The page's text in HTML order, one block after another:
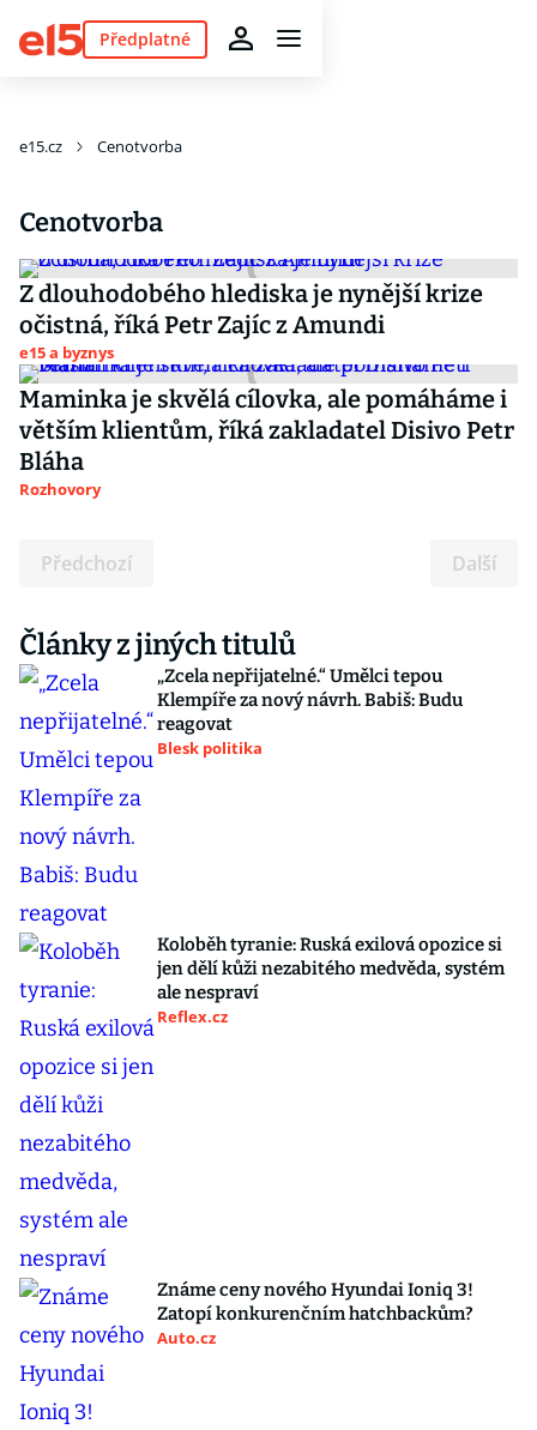
Předplatné
e15.cz Cenotvorba
Cenotvorba
Z dlouhodobého hlediska je nynější krize
očistná, říká Petr Zajíc z Amundi
e15 a byznys
Maminka je skvělá cílovka, ale pomáháme i
větším klientům, říká zakladatel Disivo Petr
Bláha
Rozhovory
Předchozí Další
Články z jiných titulů
„Zcela nepřijatelné.“ Umělci tepou
Klempíře za nový návrh. Babiš: Budu
reagovat
Blesk politika
Koloběh tyranie: Ruská exilová opozice si
jen dělí kůži nezabitého medvěda, systém
ale nespraví
Reflex.cz
Známe ceny nového Hyundai Ioniq 3!
Zatopí konkurenčním hatchbackům?
Auto.cz